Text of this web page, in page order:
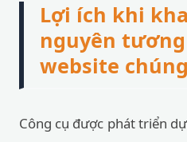
Lợi ích khi
nguyên
website
Công cụ được phát triển